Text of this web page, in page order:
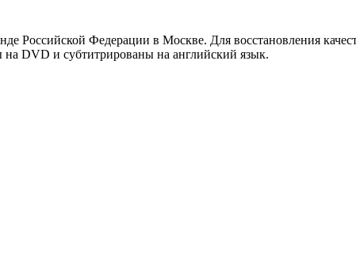
Российской Федерации в Москве. Для восстановления
на DVD и субтитрированы на английский язык.